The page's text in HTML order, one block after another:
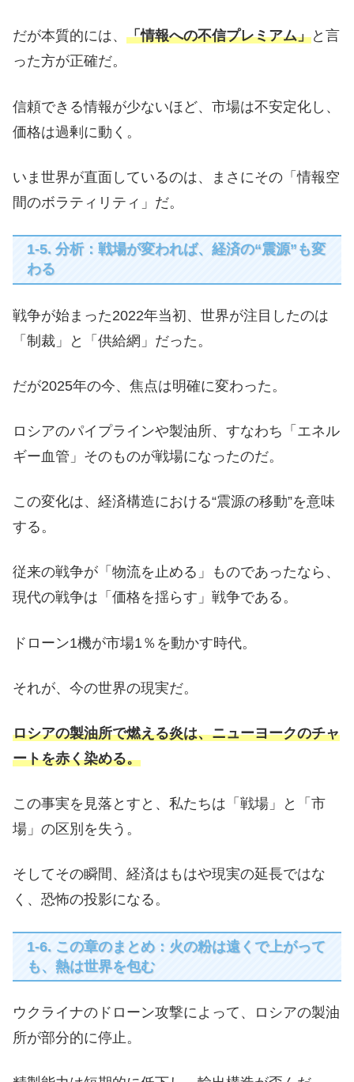
だが本質的には、 「情報への不信プレミアム」と言
った方が正確だ。
信頼できる情報が少ないほど、市場は不安定化し、
価格は過剰に動く。
いま世界が直面しているのは、まさにその「情報空
間のボラティリティ」だ。
1-5. 分析：戦場が変われば、経済の“震源”も変
わる
戦争が始まった2022年当初、世界が注目したのは
「制裁」と「供給網」だった。
だが2025年の今、焦点は明確に変わった。
ロシアのパイプラインや製油所、すなわち「エネル
ギー血管」そのものが戦場になったのだ。
この変化は、経済構造における“震源の移動”を意味
する。
従来の戦争が「物流を止める」ものであったなら、
現代の戦争は「価格を揺らす」戦争である。
ドローン1機が市場1％を動かす時代。
それが、今の世界の現実だ。
ロシアの製油所で燃える炎は、ニューヨークのチャ
ートを赤く染める。
この事実を見落とすと、私たちは「戦場」と「市
場」の区別を失う。
そしてその瞬間、経済はもはや現実の延長ではな
く、恐怖の投影になる。
1-6. この章のまとめ：火の粉は遠くで上がって
も、熱は世界を包む
ウクライナのドローン攻撃によって、ロシアの製油
所が部分的に停止。